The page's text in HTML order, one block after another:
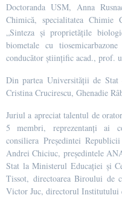
Doctoranda USM, Anna
Chimică, specialitatea Chimie
„Sinteza și proprietățile
biometale cu
conducător științific acad., prof.
Din partea Universității de
Cristina Crucirescu, Ghenadie
Juriul a apreciat talentul de
5 membri, reprezentanți ai
consiliera Președintei
Andrei Chiciuc, președintele
Stat la Ministerul Educației și
Tissot, directoarea Biroului de
Victor Juc, directorul Institutului